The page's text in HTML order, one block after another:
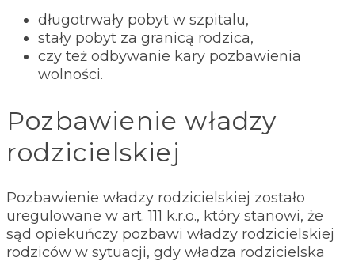
długotrwały pobyt w szpitalu,
stały pobyt za granicą rodzica,
czy też odbywanie kary pozbawienia
wolności.
Pozbawienie władzy
rodzicielskiej
Pozbawienie władzy rodzicielskiej zostało
uregulowane w art. 111 k.r.o., który stanowi, że
sąd opiekuńczy pozbawi władzy rodzicielskiej
rodziców w sytuacji, gdy władza rodzicielska